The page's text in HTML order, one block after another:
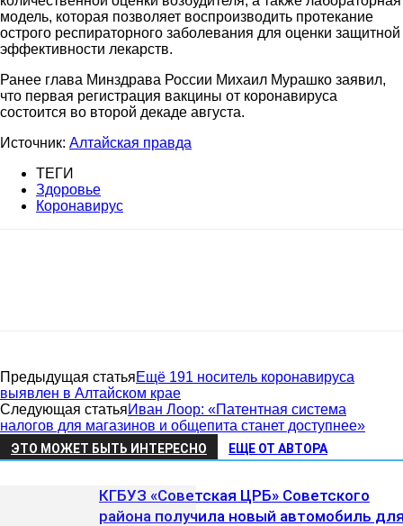
модель, которая позволяет воспроизводить протекание
острого респираторного заболевания для оценки защитной
эффективности лекарств.
Ранее глава Минздрава России Михаил Мурашко заявил,
что первая регистрация вакцины от коронавируса
состоится во второй декаде августа.
Источник: Алтайская правда
ТЕГИ
Здоровье
Коронавирус
Предыдущая статьяЕщё 191 носитель коронавируса
выявлен в Алтайском крае
Следующая статьяИван Лоор: «Патентная система
налогов для магазинов и общепита станет доступнее»
ЭТО МОЖЕТ БЫТЬ ИНТЕРЕСНО ЕЩЕ ОТ АВТОРА
КГБУЗ «Советская ЦРБ» Советского
района получила новый автомобиль